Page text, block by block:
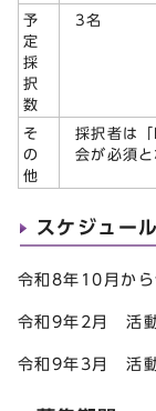
予
定
採
択
数
3名
そ
の
他
採択者は
会が必須
スケジュール
令和8年10月か
令和9年2月 活動
令和9年3月 活動